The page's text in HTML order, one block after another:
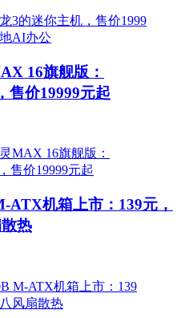
16旗舰版：
售价19999元起
ATX机箱上市：139元，
热